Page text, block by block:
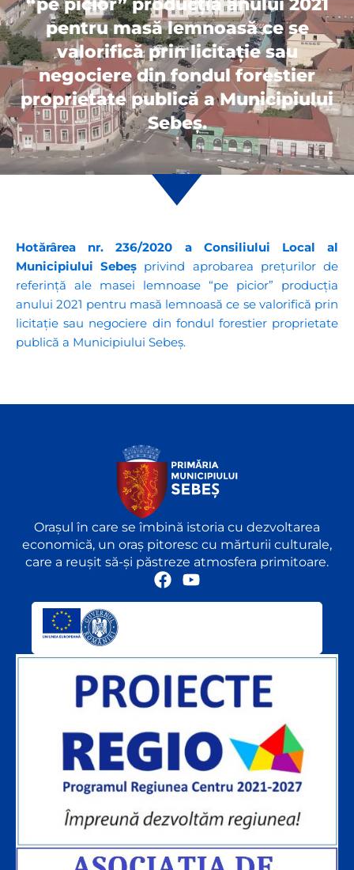
“pe picior” producția anului 2021
pentru masă lemnoasă ce se
valorifică prin licitație sau
negociere din fondul forestier
proprietate publică a Municipiului
Sebeș.
Hotărârea nr.236/2020 a Consiliului Local al
Municipiului Sebeș privind aprobarea prețurilor de
referință ale masei lemnoase “pe picior” producția
anului 2021 pentru masă lemnoasă ce se valorifică prin
licitație sau negociere din fondul forestier proprietate
publică a Municipiului Sebeș.
Orașul în care se îmbină istoria cu dezvoltarea
economică, un oraș pitoresc cu mărturii culturale,
care a reușit să-și păstreze atmosfera primitoare.
F
a
k
Y
o
e